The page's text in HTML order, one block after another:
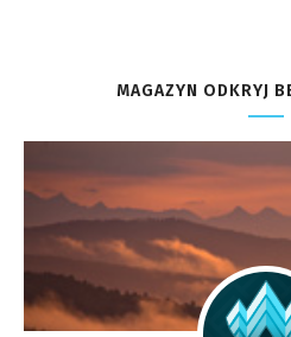
MAGAZYN ODKRYJ